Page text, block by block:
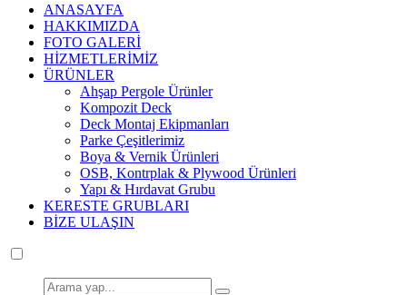
ANASAYFA
HAKKIMIZDA
FOTO GALERİ
HİZMETLERİMİZ
ÜRÜNLER
Ahşap Pergole Ürünler
Kompozit Deck
Deck Montaj Ekipmanları
Parke Çeşitlerimiz
Boya & Vernik Ürünleri
OSB, Kontrplak & Plywood Ürünleri
Yapı & Hırdavat Grubu
KERESTE GRUBLARI
BİZE ULAŞIN